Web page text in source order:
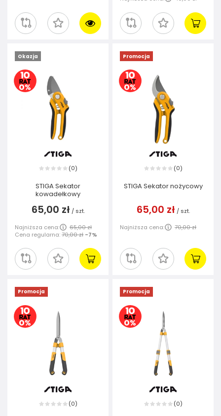
Okazja
(0)
STIGA Sekator
kowadełkowy
65,00 zł / szt.
Najniższa cena:
65,00 zł
Cena regularna:70,00 zł -7%
Promocja
(0)
STIGA Sekator nożycowy
65,00 zł / szt.
Najniższa cena: 70,00 zł
Promocja
(0)
Promocja
(0)